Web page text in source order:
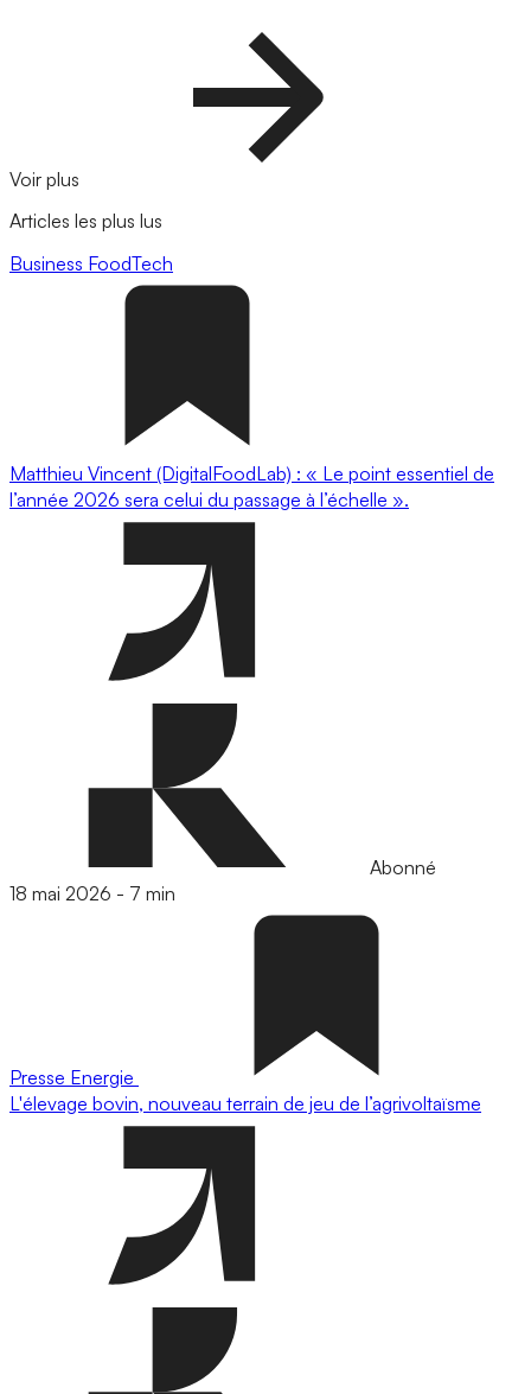
Voir plus
Articles les plus lus
Business FoodTech
Matthieu Vincent (DigitalFoodLab) : « Le point essentiel de
l’année 2026 sera celui du passage à l’échelle ».
Abonné
18 mai 2026 - 7 min
Presse Energie
L'élevage bovin, nouveau terrain de jeu de l’agrivoltaïsme